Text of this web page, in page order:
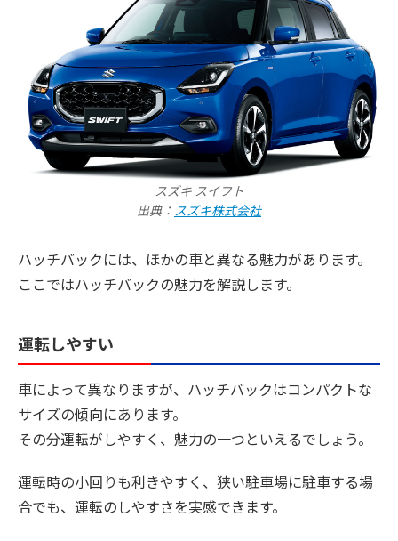
スズキ スイフト
出典： スズキ株式会社
ハッチバックには、ほかの車と異なる魅力があります。
ここではハッチバックの魅力を解説します。
運転しやすい
車によって異なりますが、ハッチバックはコンパクトな
サイズの傾向にあります。
その分運転がしやすく、魅力の一つといえるでしょう。
運転時の小回りも利きやすく、狭い駐車場に駐車する場
合でも、運転のしやすさを実感できます。